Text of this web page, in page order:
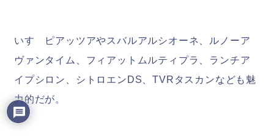
いすゞピアッツアやスバルアルシオーネ、ルノーア
ヴァンタイム、フィアットムルティプラ、ランチア
イプシロン、シトロエンDS、TVRタスカンなども魅
力的だが。